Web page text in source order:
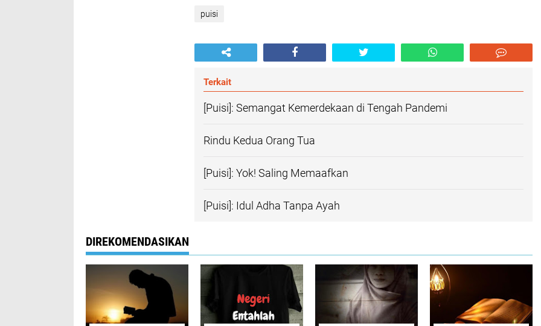
puisi
Terkait
[Puisi]: Semangat Kemerdekaan di Tengah Pandemi
Rindu Kedua Orang Tua
[Puisi]: Yok! Saling Memaafkan
[Puisi]: Idul Adha Tanpa Ayah
DIREKOMENDASIKAN